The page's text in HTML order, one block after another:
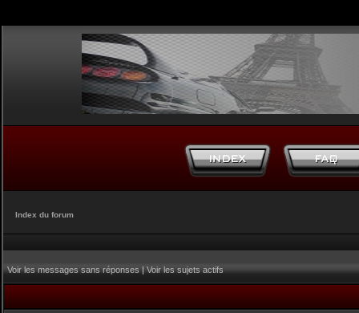
Index du forum
Voir les messages sans réponses|Voir les sujets actifs